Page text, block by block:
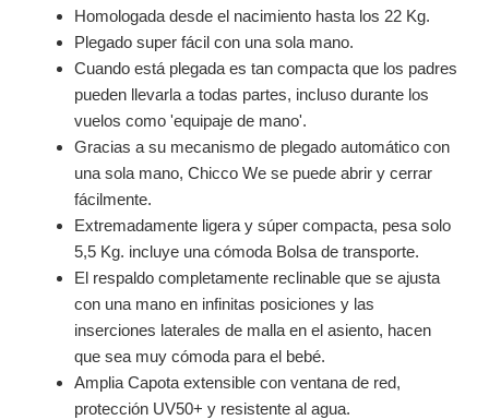
Homologada desde el nacimiento hasta los 22 Kg.
Plegado super fácil con una sola mano.
Cuando está plegada es tan compacta que los padres
pueden llevarla a todas partes, incluso durante los
vuelos como 'equipaje de mano'.
Gracias a su mecanismo de plegado automático con
una sola mano, Chicco We se puede abrir y cerrar
fácilmente.
Extremadamente ligera y súper compacta, pesa solo
5,5 Kg. incluye una cómoda Bolsa de transporte.
El respaldo completamente reclinable que se ajusta
con una mano en infinitas posiciones y las
inserciones laterales de malla en el asiento, hacen
que sea muy cómoda para el bebé.
Amplia Capota extensible con ventana de red,
protección UV50+ y resistente al agua.